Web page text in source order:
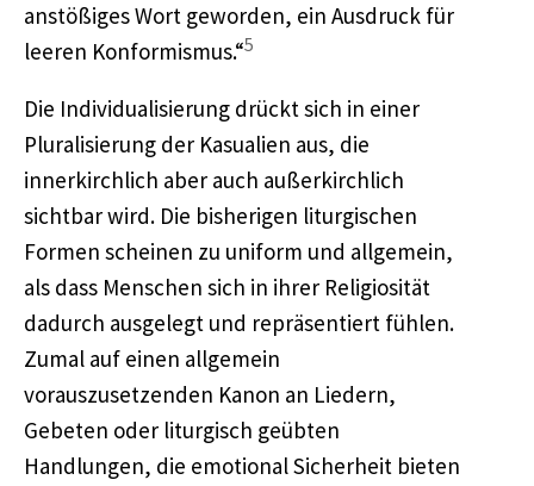
anstößiges Wort geworden, ein Ausdruck für
leeren Konformismus.“5
Die Individualisierung drückt sich in einer
Pluralisierung der Kasualien aus, die
innerkirchlich aber auch außerkirchlich
sichtbar wird. Die bisherigen liturgischen
Formen scheinen zu uniform und allgemein,
als dass Menschen sich in ihrer Religiosität
dadurch ausgelegt und repräsentiert fühlen.
Zumal auf einen allgemein
vorauszusetzenden Kanon an Liedern,
Gebeten oder liturgisch geübten
Handlungen, die emotional Sicherheit bieten